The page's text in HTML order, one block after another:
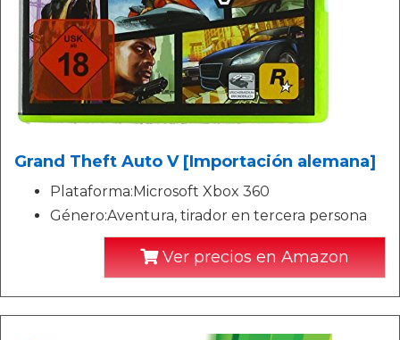
Grand Theft Auto V [Importación alemana]
Plataforma:Microsoft Xbox 360
Género:Aventura, tirador en tercera persona
Ver precios en Amazon